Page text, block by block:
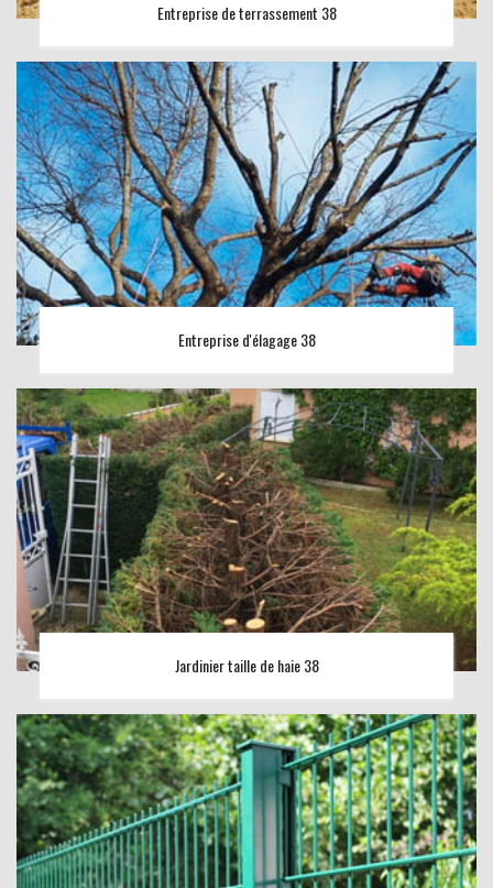
Entreprise de terrassement 38
Entreprise d'élagage 38
Jardinier taille de haie 38